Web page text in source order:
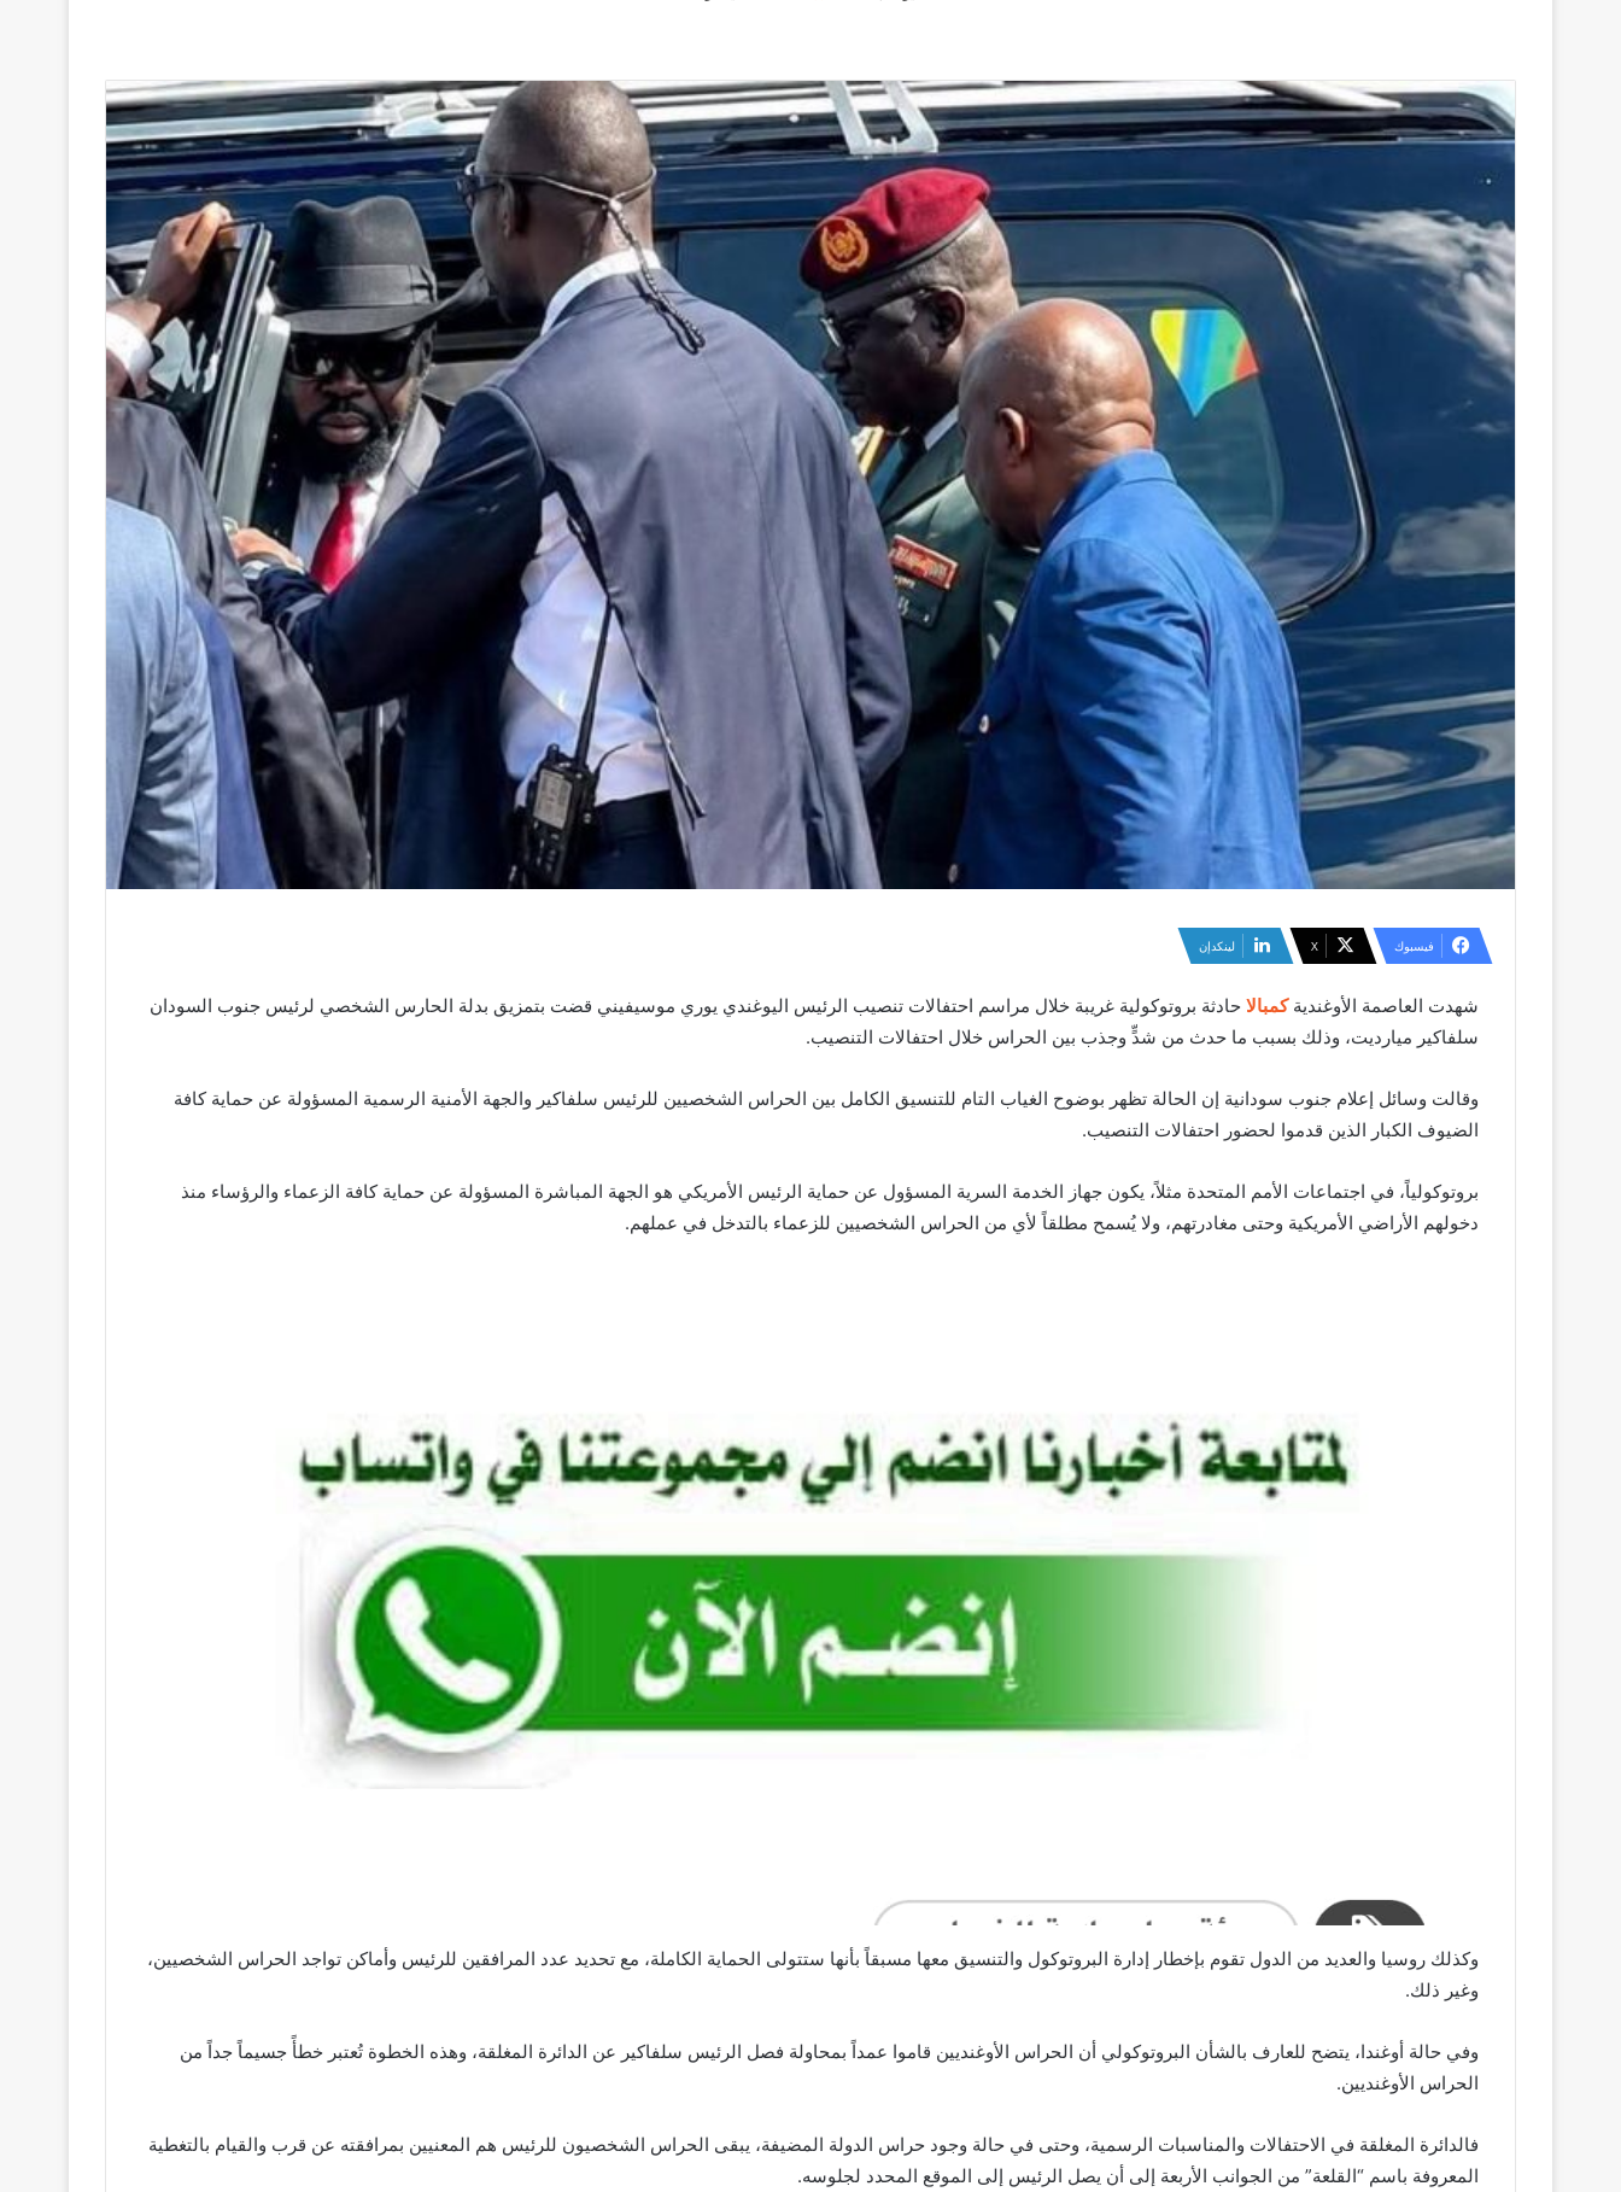
فيسبوك ‫X لينكدإن
شهدت العاصمة الأوغنديةكمبالا حادثة بروتوكولية غريبة خلال مراسم احتفالات تنصيب الرئيس اليوغندي يوري موسيفيني قضت بتمزيق بدلة الحارس الشخصي لرئيس جنوب السودان
سلفاكير ميارديت، وذلك بسبب ما حدث من شدٍّ وجذب بين الحراس خلال احتفالات التنصيب.
وقالت وسائل إعلام جنوب سودانية إن الحالة تظهر بوضوح الغياب التام للتنسيق الكامل بين الحراس الشخصيين للرئيس سلفاكير والجهة الأمنية الرسمية المسؤولة عن حماية كافة
الضيوف الكبار الذين قدموا لحضور احتفالات التنصيب.
بروتوكولياً، في اجتماعات الأمم المتحدة مثلاً، يكون جهاز الخدمة السرية المسؤول عن حماية الرئيس الأمريكي هو الجهة المباشرة المسؤولة عن حماية كافة الزعماء والرؤساء منذ
دخولهم الأراضي الأمريكية وحتى مغادرتهم، ولا يُسمح مطلقاً لأي من الحراس الشخصيين للزعماء بالتدخل في عملهم.
وكذلك روسيا والعديد من الدول تقوم بإخطار إدارة البروتوكول والتنسيق معها مسبقاً بأنها ستتولى الحماية الكاملة، مع تحديد عدد المرافقين للرئيس وأماكن تواجد الحراس الشخصيين،
وغير ذلك.
وفي حالة أوغندا، يتضح للعارف بالشأن البروتوكولي أن الحراس الأوغنديين قاموا عمداً بمحاولة فصل الرئيس سلفاكير عن الدائرة المغلقة، وهذه الخطوة تُعتبر خطأً جسيماً جداً من
الحراس الأوغنديين.
فالدائرة المغلقة في الاحتفالات والمناسبات الرسمية، وحتى في حالة وجود حراس الدولة المضيفة، يبقى الحراس الشخصيون للرئيس هم المعنيين بمرافقته عن قرب والقيام بالتغطية
المعروفة باسم “القلعة” من الجوانب الأربعة إلى أن يصل الرئيس إلى الموقع المحدد لجلوسه.